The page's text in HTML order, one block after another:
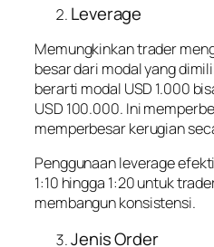
Leverage
Memungkinkan trader
besar dari modal yang
berarti modal USD 1.000
USD 100.000. Ini
memperbesar kerugian
Penggunaan leverage
1:10 hingga 1:20 untuk
membangun konsistensi.
Jenis Order